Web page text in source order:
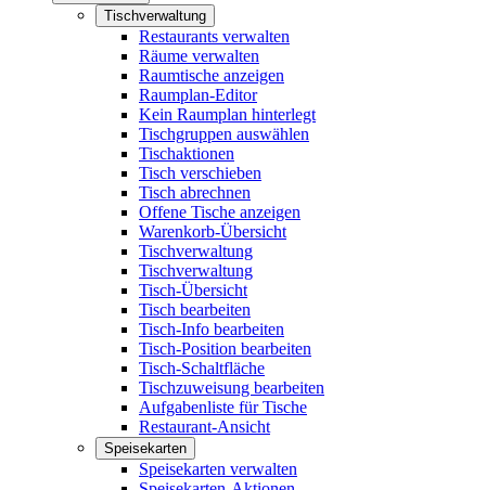
Tischverwaltung
Restaurants verwalten
Räume verwalten
Raumtische anzeigen
Raumplan-Editor
Kein Raumplan hinterlegt
Tischgruppen auswählen
Tischaktionen
Tisch verschieben
Tisch abrechnen
Offene Tische anzeigen
Warenkorb-Übersicht
Tischverwaltung
Tischverwaltung
Tisch-Übersicht
Tisch bearbeiten
Tisch-Info bearbeiten
Tisch-Position bearbeiten
Tisch-Schaltfläche
Tischzuweisung bearbeiten
Aufgabenliste für Tische
Restaurant-Ansicht
Speisekarten
Speisekarten verwalten